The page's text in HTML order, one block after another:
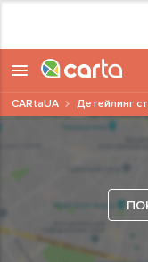
CARtaUA Детейлинг